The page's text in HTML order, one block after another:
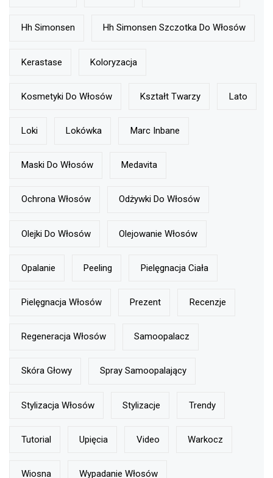
Hh Simonsen Hh Simonsen Szczotka Do Włosów
Kerastase Koloryzacja
Kosmetyki Do Włosów Kształt Twarzy Lato
Loki Lokówka Marc Inbane
Maski Do Włosów Medavita
Ochrona Włosów Odżywki Do Włosów
Olejki Do Włosów Olejowanie Włosów
Opalanie Peeling Pielęgnacja Ciała
Pielęgnacja Włosów Prezent Recenzje
Regeneracja Włosów Samoopalacz
Skóra Głowy Spray Samoopalający
Stylizacja Włosów Stylizacje Trendy
Tutorial Upięcia Video Warkocz
Wiosna Wypadanie Włosów